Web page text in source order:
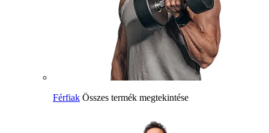
Férfiak Összes termék megtekintése